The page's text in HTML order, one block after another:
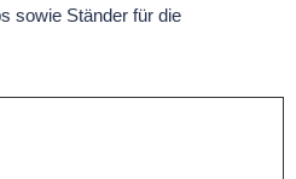
sowie Ständer für die